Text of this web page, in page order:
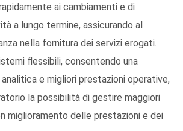
ai cambiamenti e di
a lungo termine, assicurando al
nella fornitura dei servizi erogati.
flessibili, consentendo una
e migliori prestazioni operative,
la possibilità di gestire maggiori
miglioramento delle prestazioni e dei